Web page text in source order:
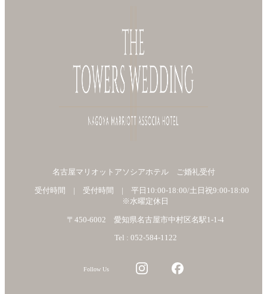
名古屋マリオットアソシアホテル ご婚礼受付
受付時間 | 受付時間 | 平日10:00-18:00/土日祝9:00-18:00
※水曜定休日
〒450-6002 愛知県名古屋市中村区名駅1-1-4
Tel : 052-584-1122
Follow Us